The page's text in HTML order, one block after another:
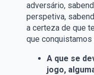
adversário,
perspetiva,
a certeza de que
que conquistamos
A que se
jogo,